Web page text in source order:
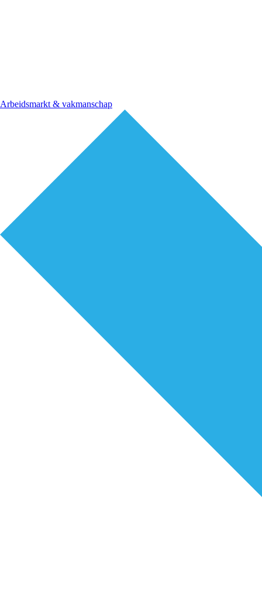
Arbeidsmarkt & vakmanschap